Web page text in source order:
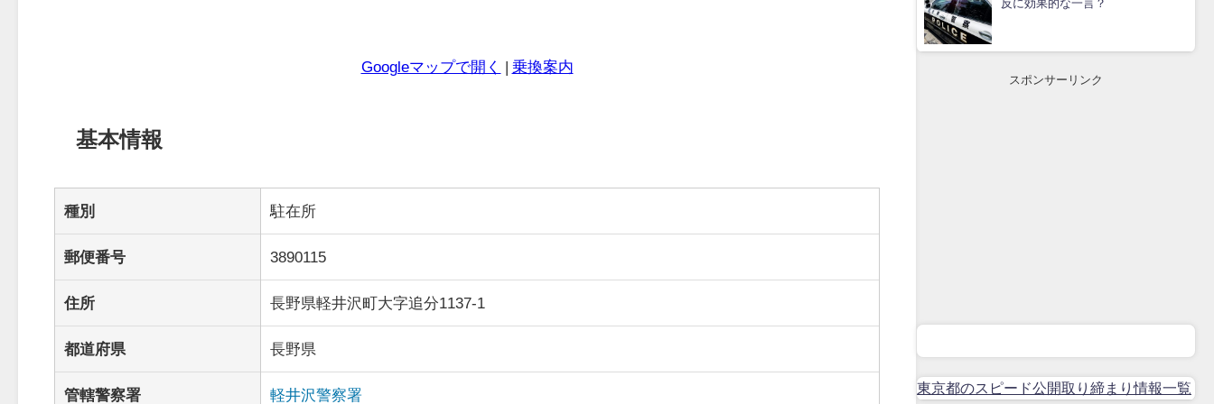
Googleマップで開く | 乗換案内
基本情報
種別 駐在所
郵便番号 3890115
住所 長野県軽井沢町大字追分1137-1
都道府県 長野県
管轄警察署 軽井沢警察署
反に効果的な一言？
スポンサーリンク
東京都のスピード公開取り締まり情報一覧